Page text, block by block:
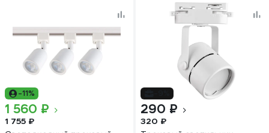
-11%
1 560 ₽
1 755 ₽
290 ₽
320 ₽